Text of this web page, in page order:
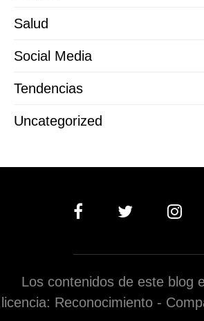
Salud
Social Media
Tendencias
Uncategorized
Los contenidos de este blog
licencia: Reconocimiento -